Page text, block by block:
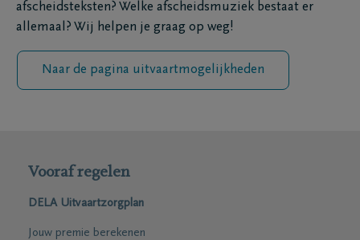
afscheidsteksten? Welke afscheidsmuziek bestaat er
allemaal? Wij helpen je graag op weg!
Naar de pagina uitvaartmogelijkheden
Vooraf regelen
DELA Uitvaartzorgplan
Jouw premie berekenen